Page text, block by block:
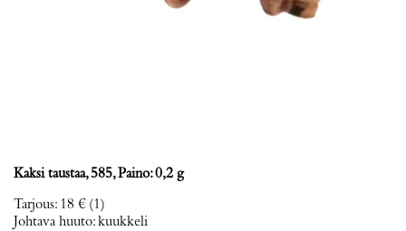
Kaksi taustaa, 585, Paino: 0,2 g
Tarjous: 18 € (1)
Johtava huuto:kuukkeli